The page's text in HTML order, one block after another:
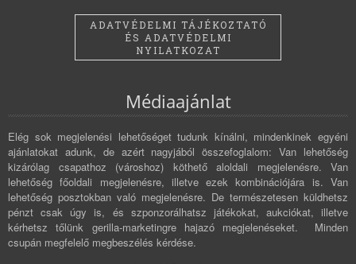
ADATVÉDELMI TÁJÉKOZTATÓ
ÉS ADATVÉDELMI
NYILATKOZAT
Médiaajánlat
Elég sok megjelenési lehetőséget tudunk kínálni, mindenkinek egyéni
ajánlatokat adunk, de azért nagyjából összefoglalom: Van lehetőség
kizárólag csapathoz (városhoz) köthető aloldali megjelenésre. Van
lehetőség főoldali megjelenésre, illetve ezek kombinációjára is. Van
lehetőség posztokban való megjelenésre. De természetesen küldhetsz
pénzt csak úgy is, és szponzorálhatsz játékokat, aukciókat, illetve
kérhetsz tőlünk gerilla-marketingre hajazó megjelenéseket. Minden
csupán megfelelő megbeszélés kérdése.